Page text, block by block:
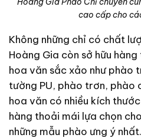
cao cấp cho
Không những chỉ có chất
Hoàng Gia còn sở hữu
hoa văn sắc xảo như phào
tường PU, phào trơn, phào
hoa văn có nhiều kích
hàng thoải mái lựa chọn
những mẫu phào ưng ý nhất.